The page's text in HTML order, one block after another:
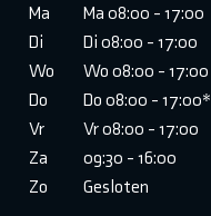
Ma
Ma 08:00 - 17:00
Di
Di 08:00 - 17:00
Wo
Wo 08:00 - 17:00
Do
Do 08:00 - 17:00*
Vr
Vr 08:00 - 17:00
Za
09:30 - 16:00
Zo
Gesloten